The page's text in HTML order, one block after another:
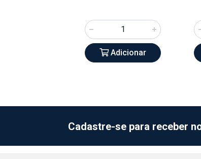
Adicionar
Cadastre-se para receber